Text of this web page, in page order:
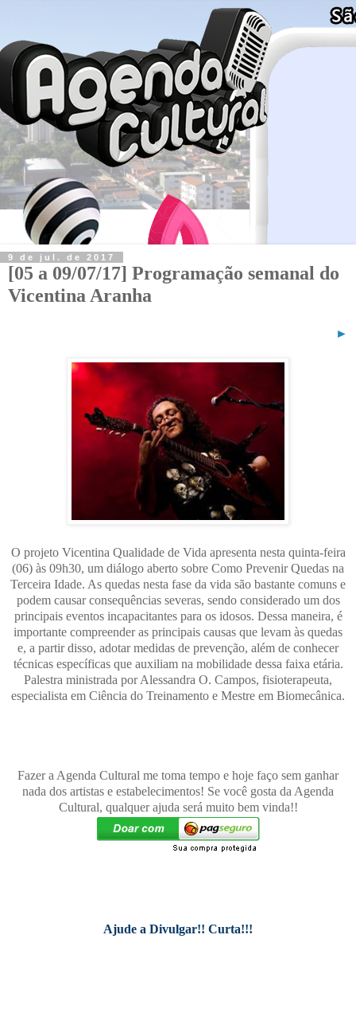
9 de jul. de 2017
[05 a 09/07/17] Programação semanal do
Vicentina Aranha
►
O projeto Vicentina Qualidade de Vida apresenta nesta quinta-feira
(06) às 09h30, um diálogo aberto sobre Como Prevenir Quedas na
Terceira Idade. As quedas nesta fase da vida são bastante comuns e
podem causar consequências severas, sendo considerado um dos
principais eventos incapacitantes para os idosos. Dessa maneira, é
importante compreender as principais causas que levam às quedas
e, a partir disso, adotar medidas de prevenção, além de conhecer
técnicas específicas que auxiliam na mobilidade dessa faixa etária.
Palestra ministrada por Alessandra O. Campos, fisioterapeuta,
especialista em Ciência do Treinamento e Mestre em Biomecânica.
Fazer a Agenda Cultural me toma tempo e hoje faço sem ganhar
nada dos artistas e estabelecimentos! Se você gosta da Agenda
Cultural, qualquer ajuda será muito bem vinda!!
Ajude a Divulgar!! Curta!!!